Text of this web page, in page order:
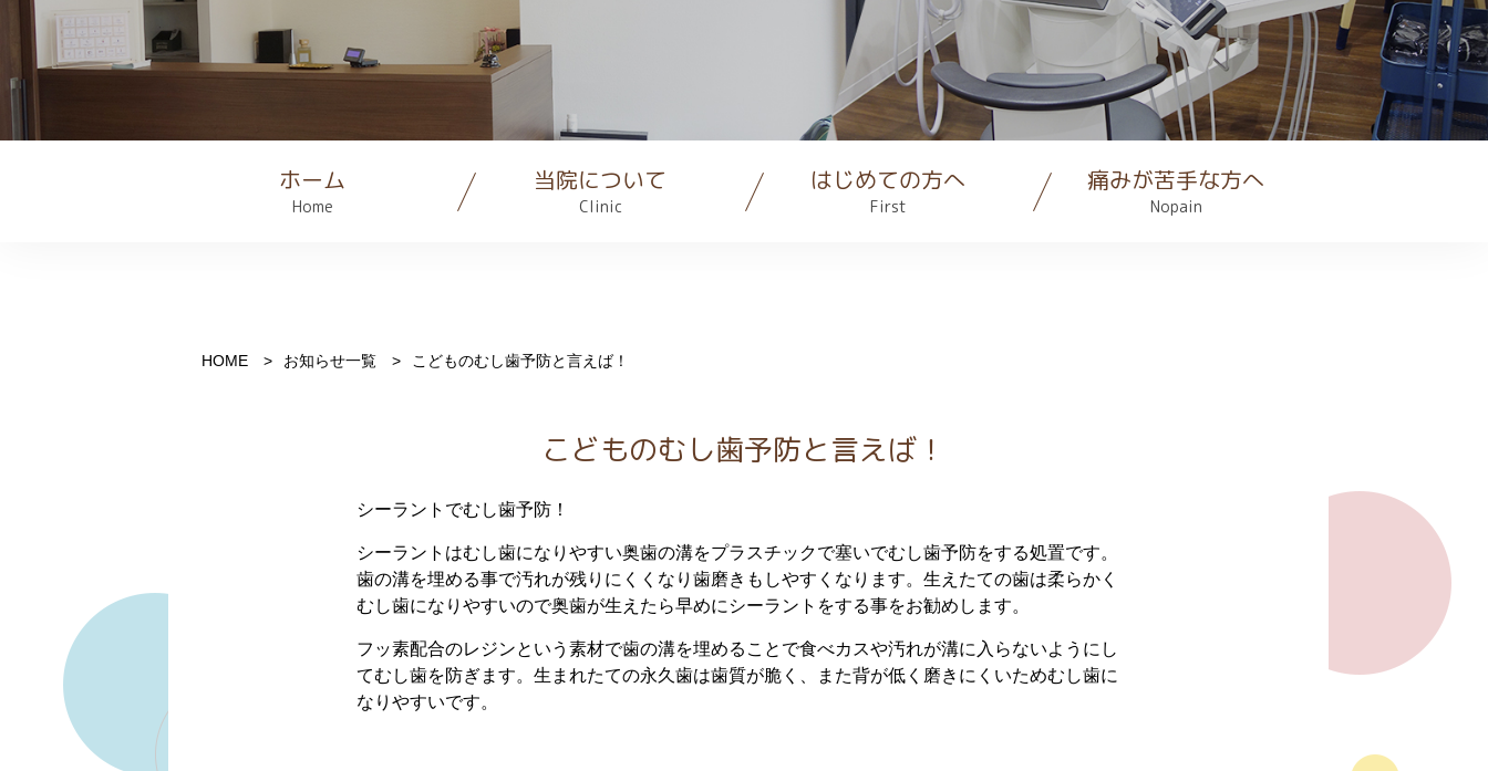
ホーム
Home
当院について
Clinic
はじめての方へ
First
痛みが苦手な方へ
Nopain
HOME お知らせ一覧 こどものむし歯予防と言えば！
こどものむし歯予防と言えば！
シーラントでむし歯予防！
シーラントはむし歯になりやすい奥歯の溝をプラスチックで塞いでむし歯予防をする処置です。
歯の溝を埋める事で汚れが残りにくくなり歯磨きもしやすくなります。生えたての歯は柔らかく
むし歯になりやすいので奥歯が生えたら早めにシーラントをする事をお勧めします。
フッ素配合のレジンという素材で歯の溝を埋めることで食べカスや汚れが溝に入らないようにし
てむし歯を防ぎます。生まれたての永久歯は歯質が脆く、また背が低く磨きにくいためむし歯に
なりやすいです。